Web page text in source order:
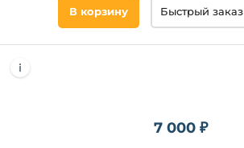
В корзину Быстрый заказ
7 000 ₽